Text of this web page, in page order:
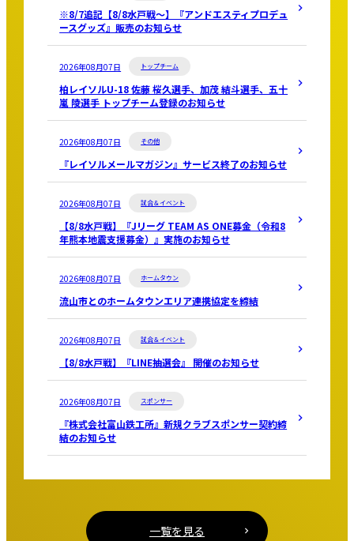
※8/7追記【8/8水戸戦～】『アンドエスティプロデュ
ースグッズ』販売のお知らせ
2026年08月07日 トップチーム
柏レイソルU-18 佐藤 桜久選手、加茂 結斗選手、五十
嵐 陵選手 トップチーム登録のお知らせ
2026年08月07日 その他
『レイソルメールマガジン』サービス終了のお知らせ
2026年08月07日 試合＆イベント
【8/8水戸戦】『Jリーグ TEAM AS ONE募金（令和8
年熊本地震支援募金）』実施のお知らせ
2026年08月07日 ホームタウン
流山市とのホームタウンエリア連携協定を締結
2026年08月07日 試合＆イベント
【8/8水戸戦】『LINE抽選会』 開催のお知らせ
2026年08月07日 スポンサー
『株式会社富山鉄工所』新規クラブスポンサー契約締
結のお知らせ
一覧を見る